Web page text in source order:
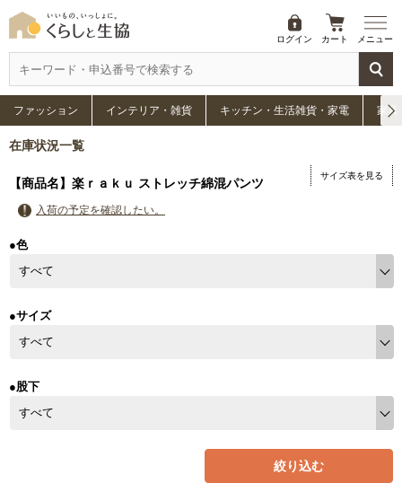
ログイン カート メニュー
ファッション インテリア・雑貨 キッチン・生活雑貨・家電 家具
在庫状況一覧
【商品名】楽ｒａｋｕ ストレッチ綿混パンツ
サイズ表を見る
入荷の予定を確認したい。
●色
●サイズ
●股下
絞り込む